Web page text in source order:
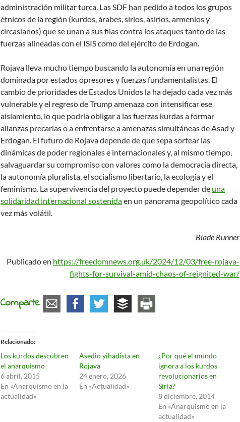
administración militar turca. Las SDF han pedido a todos los grupos
étnicos de la región (kurdos, árabes, sirios, asirios, armenios y
circasianos) que se unan a sus filas contra los ataques tanto de las
fuerzas alineadas con el ISIS como del ejército de Erdogan.
Rojava lleva mucho tiempo buscando la autonomía en una región
dominada por estados opresores y fuerzas fundamentalistas. El
cambio de prioridades de Estados Unidos la ha dejado cada vez más
vulnerable y el regreso de Trump amenaza con intensificar ese
aislamiento, lo que podría obligar a las fuerzas kurdas a formar
alianzas precarias o a enfrentarse a amenazas simultáneas de Asad y
Erdogan. El futuro de Rojava depende de que sepa sortear las
dinámicas de poder regionales e internacionales y, al mismo tiempo,
salvaguardar su compromiso con valores como la democracia directa,
la autonomía pluralista, el socialismo libertario, la ecología y el
feminismo. La supervivencia del proyecto puede depender de una
solidaridad internacional sostenidaen un panorama geopolítico cada
vez más volátil.
Blade Runner
Publicado en https://freedomnews.org.uk/2024/12/03/free-rojava-
fights-for-survival-amid-chaos-of-reignited-war/
Comparte
Relacionado
Los kurdos descubren
el anarquismo
6 abril, 2015
En «Anarquismo en la
actualidad»
Asedio yihadista en
Rojava
24 enero, 2026
En «Actualidad»
¿Por qué el mundo
ignora a los kurdos
revolucionarios en
Siria?
8 diciembre, 2014
En «Anarquismo en la
actualidad»